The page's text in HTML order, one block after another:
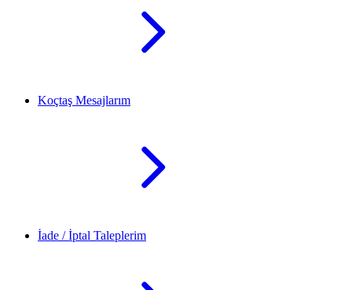
Koçtaş Mesajlarım
İade / İptal Taleplerim